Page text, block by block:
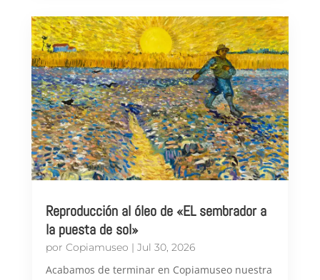
Reproducción al óleo de «EL sembrador a
la puesta de sol»
por Copiamuseo | Jul 30, 2026
Acabamos de terminar en Copiamuseo nuestra